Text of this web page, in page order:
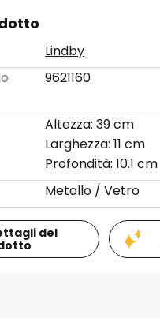
Lindby
9621160
Altezza: 39 cm
Larghezza: 11 cm
Profondità: 10.1 cm
Metallo / Vetro
del